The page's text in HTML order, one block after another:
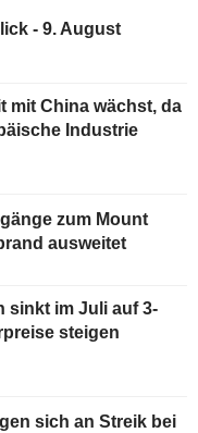
- 9. August
mit China wächst, da
Industrie
zum Mount
ausweitet
sinkt im Juli auf 3-
steigen
sich an Streik bei